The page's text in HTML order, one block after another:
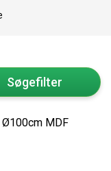
Søgefilter
MDF